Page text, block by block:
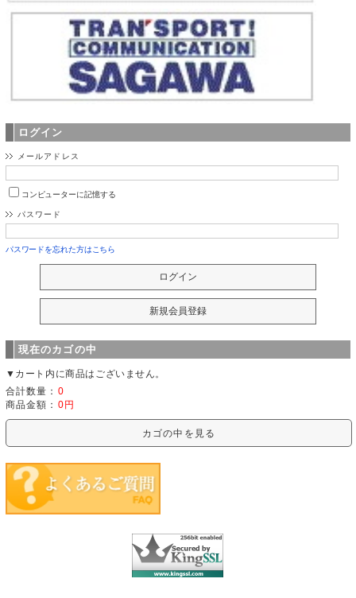
ログイン
メールアドレス
コンピューターに記憶する
パスワード
パスワードを忘れた方はこちら
現在のカゴの中
▼カート内に商品はございません。
合計数量： 0
商品金額： 0円
カゴの中を見る